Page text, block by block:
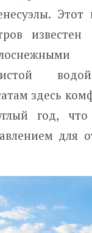
Этот
известен
здесь
год,
для